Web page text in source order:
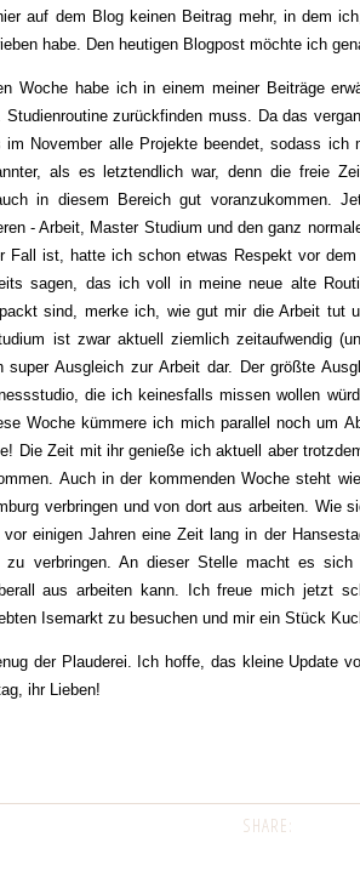
auf dem Blog keinen Beitrag mehr, in dem
habe. Den heutigen Blogpost möchte ich
Woche habe ich in einem meiner Beiträge
Studienroutine zurückfinden muss. Da das
November alle Projekte beendet, sodass ich
als es letztendlich war, denn die freie
in diesem Bereich gut voranzukommen.
- Arbeit, Master Studium und den ganz
Fall ist, hatte ich schon etwas Respekt vor
sagen, das ich voll in meine neue alte
sind, merke ich, wie gut mir die Arbeit tut
ist zwar aktuell ziemlich zeitaufwendig
super Ausgleich zur Arbeit dar. Der größte
die ich keinesfalls missen wollen
Woche kümmere ich mich parallel noch um
Die Zeit mit ihr genieße ich aktuell aber
Auch in der kommenden Woche steht
verbringen und von dort aus arbeiten. Wie
einigen Jahren eine Zeit lang in der
zu verbringen. An dieser Stelle macht es
aus arbeiten kann. Ich freue mich jetzt
Isemarkt zu besuchen und mir ein Stück
der Plauderei. Ich hoffe, das kleine Update
ihr Lieben!
SHARE: